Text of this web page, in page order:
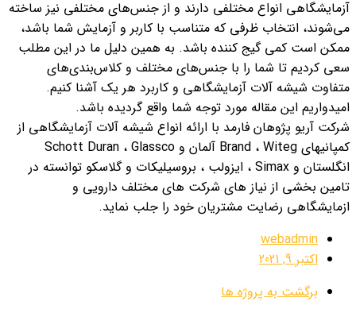
آزمایشگاهی انواع مختلفی دارند و از جنس‌های مختلفی نیز ساخته
می‌شوند، انتخاب ظرفی که متناسب با کاربر و آزمایش شما باشد،
ممکن است کمی گیج کننده باشد. به همین دلیل ما در این مطلب
سعی کردیم تا شما را با جنس‌های مختلف و کلاس‌بندی‌های
متفاوت شیشه آلات آزمایشگاهی و کاربرد هر یک آشنا کنیم.
امیدواریم این مقاله مورد توجه شما واقع گردیده باشد.
شرکت آریو پژوهان فارمد با ارائه انواع شیشه آلات آزمایشگاهی از
کمپانیهای Brand ، Witeg آلمان و Schott Duran ، Glassco
انگلستان و Simax ، ایزولب ، بروسیلیکات و گلاسکو توانسته در
تامین بخشی از نیاز های شرکت های مختلف دارویی و
ازمایشگاهی رضایت مشتریان خود را جلب نماید.
webadmin
اکتبر 9, 2021
برگشت به پروژه ها